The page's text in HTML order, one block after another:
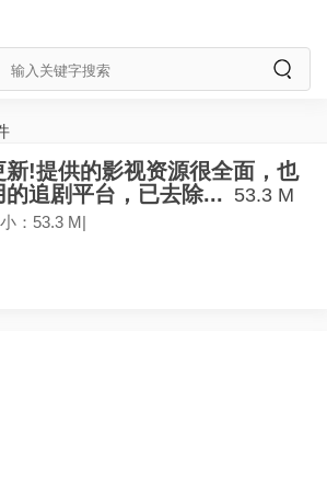
!提供的影视资源很全面，也
追剧平台，已去除... 53.3 M
：53.3 M|